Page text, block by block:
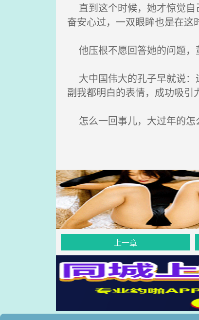
直到这个时候，她才惊觉自
奋安心过，一双眼眸也是在这
他压根不愿回答她的问题，
大中国伟大的孔子早就说：
副我都明白的表情，成功吸引
怎么一回事儿，大过年的怎
上一章